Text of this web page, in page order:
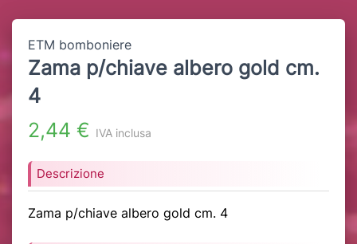
ETM bomboniere
Zama p/chiave albero gold cm.
4
2,44 € IVA inclusa
Descrizione
Zama p/chiave albero gold cm. 4